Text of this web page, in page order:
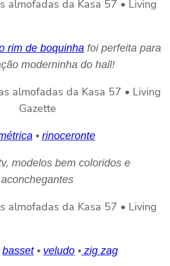
rim de boquinha foi perfeita para
moderninha do hall!
• rinoceronte
modelos bem coloridos e
aconchegantes
basset• veludo • zig zag